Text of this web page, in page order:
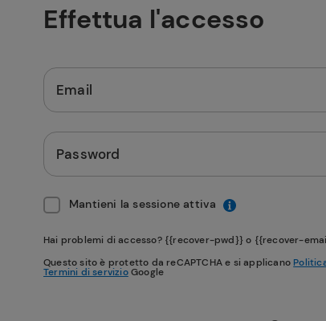
Effettua l'accesso
Email
Password
Mantieni la sessione attiva
Hai problemi di accesso? {{recover-pwd}} o {{recover-
Questo sito è protetto da reCAPTCHA e si applicano
Termini di servizioGoogle